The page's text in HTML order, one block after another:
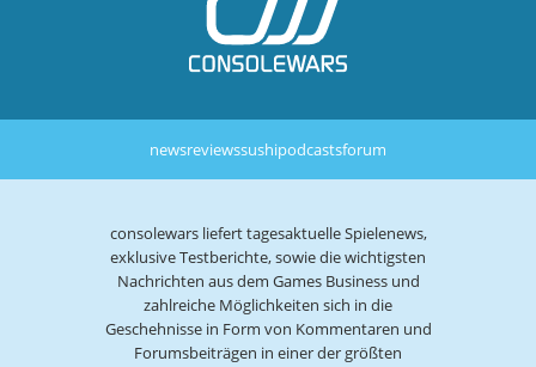
newsreviewssushipodcastsforum
consolewars liefert tagesaktuelle Spielenews,
exklusive Testberichte, sowie die wichtigsten
Nachrichten aus dem Games Business und
zahlreiche Möglichkeiten sich in die
Geschehnisse in Form von Kommentaren und
Forumsbeiträgen in einer der größten